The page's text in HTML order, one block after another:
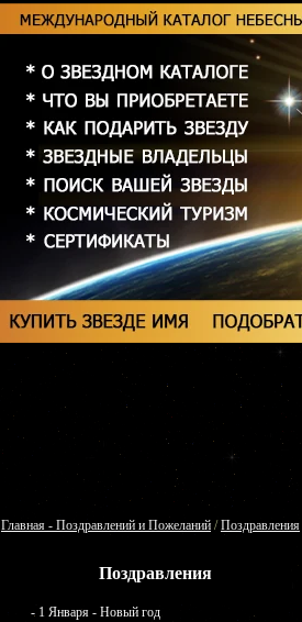
Главная - Поздравлений и Пожеланий /Поздравления
Поздравления
- 1 Января - Новый год